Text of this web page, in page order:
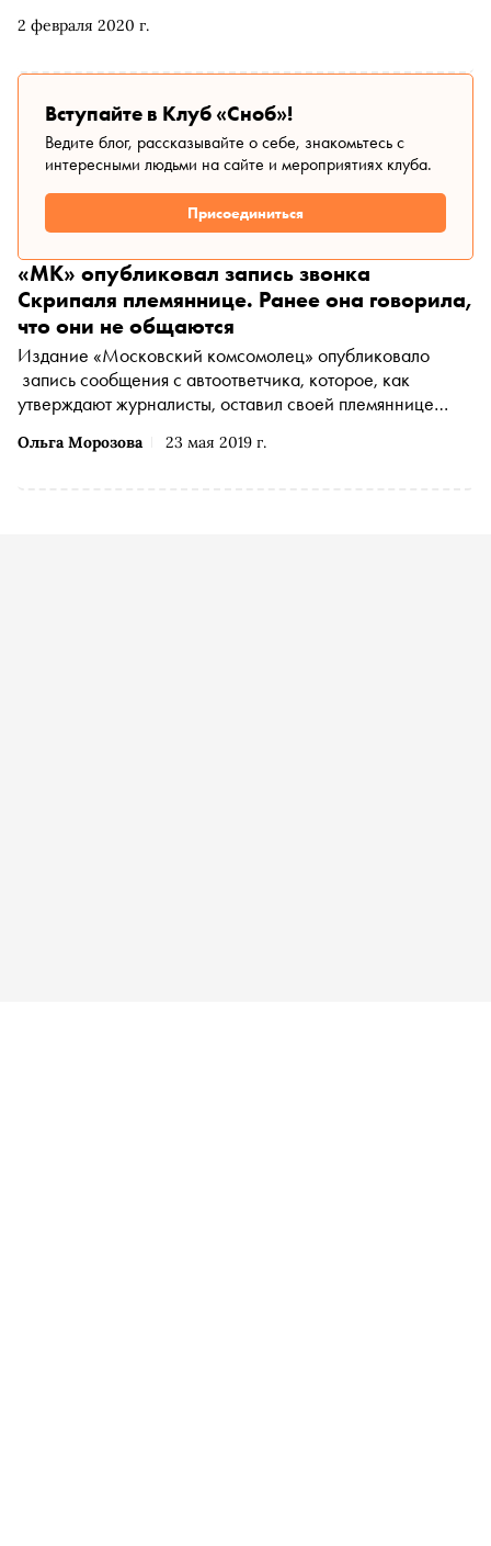
2 февраля 2020 г.
Деппа и актрисы Эмбер Херд, бывшей тогда его женой.
абьюза с ее стороны, хотя в последние годы именно она
обвиняла его в насилии
Вступайте в Клуб «Сноб»!
Ведите блог, рассказывайте о себе, знакомьтесь с
интересными людьми на сайте и мероприятиях клуба.
Присоединиться
Ольга Морозова 23 мая 2019 г.
«МК» опубликовал запись звонка
Скрипаля племяннице. Ранее она говорила,
что они не общаются
Издание «Московский комсомолец» опубликовало
запись сообщения с автоответчика, которое, как
утверждают журналисты, оставил своей племяннице
переживший отравление в Солсбери